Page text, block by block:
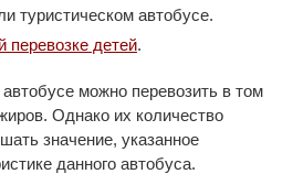
туристическом автобусе.
перевозке детей.
можно перевозить в том
Однако их количество
значение, указанное
данного автобуса.